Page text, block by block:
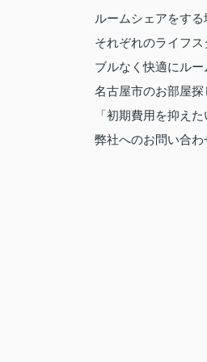
ルームシェアをす
それぞれのライフ
ブルなく快適にル
名古屋市のお部屋探
「初期費用を抑え
弊社へのお問い合